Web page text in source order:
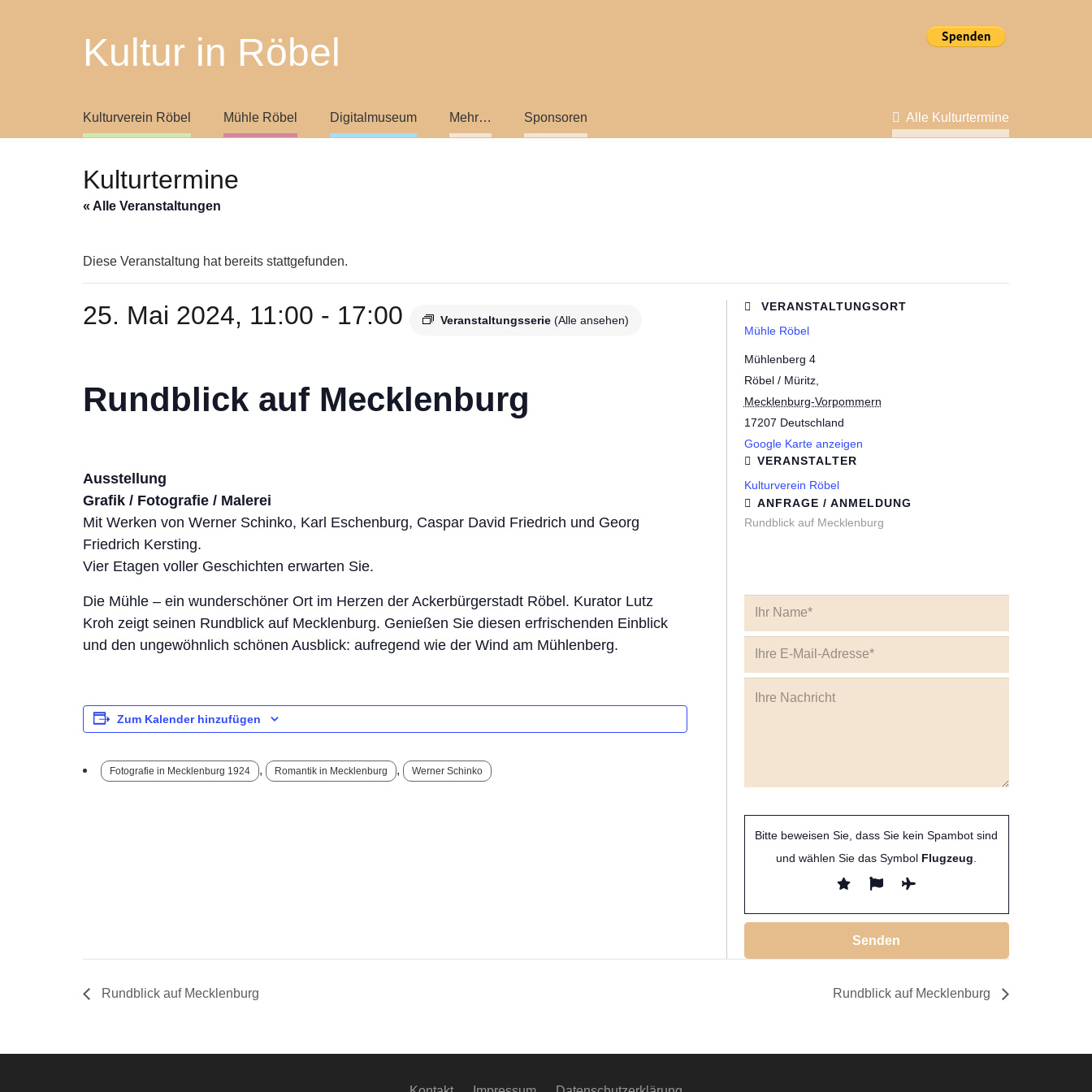
Kultur in Röbel
Kulturverein Röbel Mühle Röbel Digitalmuseum Mehr… Sponsoren Alle Kulturtermine
Kulturtermine
« Alle Veranstaltungen
Diese Veranstaltung hat bereits stattgefunden.
25. Mai 2024, 11:00 - 17:00 Veranstaltungsserie (Alle ansehen)
Rundblick auf Mecklenburg
Ausstellung
Grafik / Fotografie / Malerei
Mit Werken von Werner Schinko, Karl Eschenburg, Caspar David Friedrich und Georg
Friedrich Kersting.
Vier Etagen voller Geschichten erwarten Sie.
Die Mühle – ein wunderschöner Ort im Herzen der Ackerbürgerstadt Röbel. Kurator Lutz
Kroh zeigt seinen Rundblick auf Mecklenburg. Genießen Sie diesen erfrischenden Einblick
und den ungewöhnlich schönen Ausblick: aufregend wie der Wind am Mühlenberg.
Zum Kalender hinzufügen
Fotografie in Mecklenburg 1924 , Romantik in Mecklenburg , Werner Schinko
VERANSTALTUNGSORT
Mühle Röbel
Mühlenberg 4
Röbel / Müritz,
Mecklenburg-Vorpommern
17207 Deutschland
Google Karte anzeigen
VERANSTALTER
Kulturverein Röbel
ANFRAGE / ANMELDUNG
Bitte beweisen Sie, dass Sie kein Spambot sind
und wählen Sie das Symbol Flugzeug
Rundblick auf Mecklenburg Rundblick auf Mecklenburg